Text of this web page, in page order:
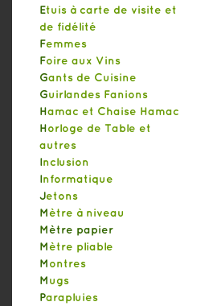
Etuis à carte de visite et
de fidélité
Femmes
Foire aux Vins
Gants de Cuisine
Guirlandes Fanions
Hamac et Chaise Hamac
Horloge de Table et
autres
Inclusion
Informatique
Jetons
Mètre à niveau
Mètre papier
Mètre pliable
Montres
Mugs
Parapluies